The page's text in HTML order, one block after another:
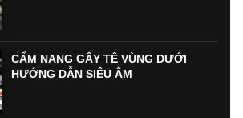
CẨM NANG GÂY TÊ VÙNG DƯỚI
HƯỚNG DẪN SIÊU ÂM